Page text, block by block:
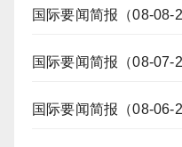
国际要闻简报（08-08-
国际要闻简报（08-07-
国际要闻简报（08-06-